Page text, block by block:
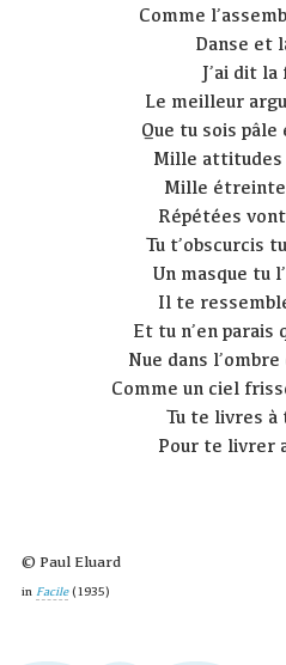
Comme
Danse et
J’ai dit
Le meilleur
Que tu sois
Mille attitudes
Mille
Répétées
Tu t’obscurcis
Un masque tu
Il te
Et tu n’en parais
Nue dans
Comme un ciel
Tu te livres à
Pour te livrer
© Paul Eluard
in Facile(1935)